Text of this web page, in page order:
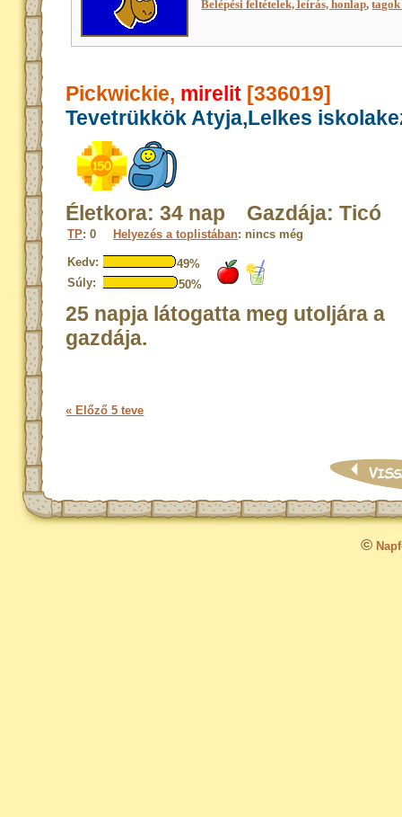
Belépési feltételek, leírás, honlap,
Pickwickie, mirelit [336019]
Tevetrükkök Atyja,Lelkes
Életkora: 34 nap Gazdája: Ticó
TP: 0 Helyezés a toplistában: nincs még
Kedv:
49%
Súly:
50%
25 napja látogatta meg utoljára a
gazdája.
« Előző 5 teve
©